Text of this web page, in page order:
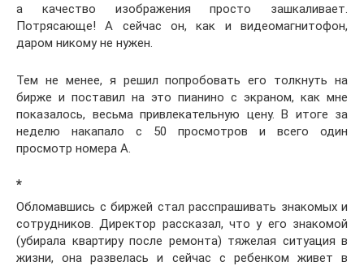
а качество изображения просто зашкаливает.
Потрясающе! А сейчас он, как и видеомагнитофон,
даром никому не нужен.
Тем не менее, я решил попробовать его толкнуть на
бирже и поставил на это пианино с экраном, как мне
показалось, весьма привлекательную цену. В итоге за
неделю накапало с 50 просмотров и всего один
просмотр номера А.
*
Обломавшись с биржей стал расспрашивать знакомых и
сотрудников. Директор рассказал, что у его знакомой
(убирала квартиру после ремонта) тяжелая ситуация в
жизни, она развелась и сейчас с ребенком живет в